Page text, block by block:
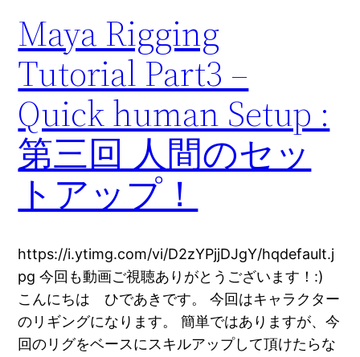
Maya Rigging
Tutorial Part3 –
Quick human Setup :
第三回 人間のセッ
トアップ！
https://i.ytimg.com/vi/D2zYPjjDJgY/hqdefault.j
pg 今回も動画ご視聴ありがとうございます！:)
こんにちは ひであきです。 今回はキャラクター
のリギングになります。 簡単ではありますが、今
回のリグをベースにスキルアップして頂けたらな